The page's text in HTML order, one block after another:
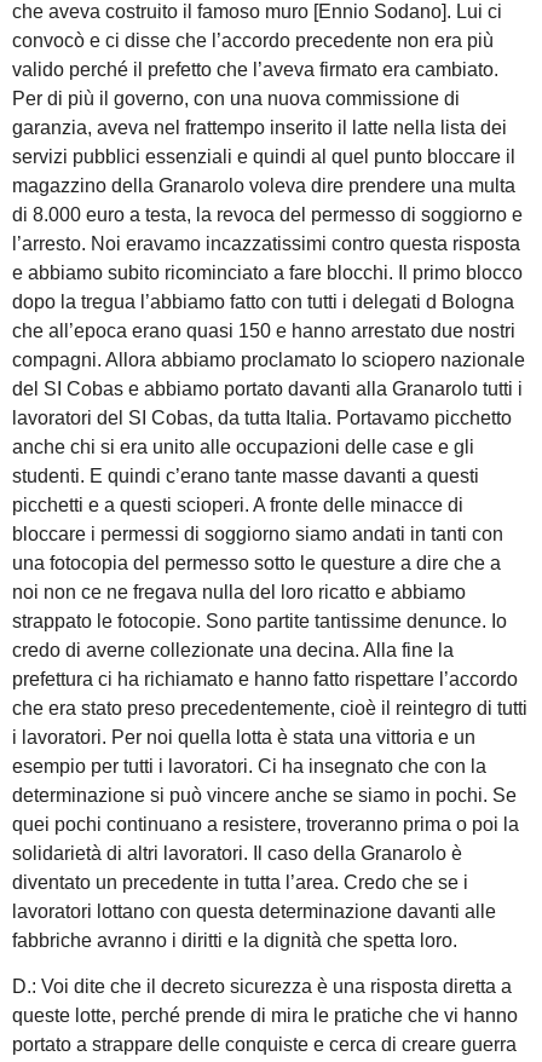
che aveva costruito il famoso muro [Ennio Sodano]. Lui ci
convocò e ci disse che l’accordo precedente non era più
valido perché il prefetto che l’aveva firmato era cambiato.
Per di più il governo, con una nuova commissione di
garanzia, aveva nel frattempo inserito il latte nella lista dei
servizi pubblici essenziali e quindi al quel punto bloccare il
magazzino della Granarolo voleva dire prendere una multa
di 8.000 euro a testa, la revoca del permesso di soggiorno e
l’arresto. Noi eravamo incazzatissimi contro questa risposta
e abbiamo subito ricominciato a fare blocchi. Il primo blocco
dopo la tregua l’abbiamo fatto con tutti i delegati d Bologna
che all’epoca erano quasi 150 e hanno arrestato due nostri
compagni. Allora abbiamo proclamato lo sciopero nazionale
del SI Cobas e abbiamo portato davanti alla Granarolo tutti i
lavoratori del SI Cobas, da tutta Italia. Portavamo picchetto
anche chi si era unito alle occupazioni delle case e gli
studenti. E quindi c’erano tante masse davanti a questi
picchetti e a questi scioperi. A fronte delle minacce di
bloccare i permessi di soggiorno siamo andati in tanti con
una fotocopia del permesso sotto le questure a dire che a
noi non ce ne fregava nulla del loro ricatto e abbiamo
strappato le fotocopie. Sono partite tantissime denunce. Io
credo di averne collezionate una decina. Alla fine la
prefettura ci ha richiamato e hanno fatto rispettare l’accordo
che era stato preso precedentemente, cioè il reintegro di tutti
i lavoratori. Per noi quella lotta è stata una vittoria e un
esempio per tutti i lavoratori. Ci ha insegnato che con la
determinazione si può vincere anche se siamo in pochi. Se
quei pochi continuano a resistere, troveranno prima o poi la
solidarietà di altri lavoratori. Il caso della Granarolo è
diventato un precedente in tutta l’area. Credo che se i
lavoratori lottano con questa determinazione davanti alle
fabbriche avranno i diritti e la dignità che spetta loro.
D.: Voi dite che il decreto sicurezza è una risposta diretta a
queste lotte, perché prende di mira le pratiche che vi hanno
portato a strappare delle conquiste e cerca di creare guerra